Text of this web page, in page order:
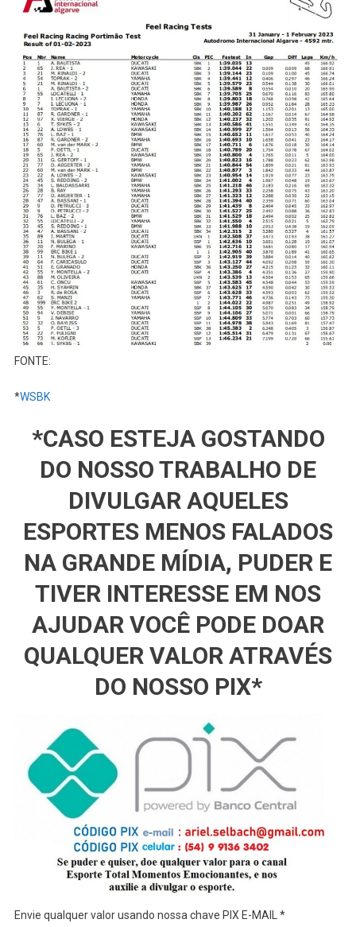
FONTE:
*WSBK
*CASO ESTEJA GOSTANDO
DO NOSSO TRABALHO DE
DIVULGAR AQUELES
ESPORTES MENOS FALADOS
NA GRANDE MÍDIA, PUDER E
TIVER INTERESSE EM NOS
AJUDAR VOCÊ PODE DOAR
QUALQUER VALOR ATRAVÉS
DO NOSSO PIX*
Envie qualquer valor usando nossa chave PIX E-MAIL *